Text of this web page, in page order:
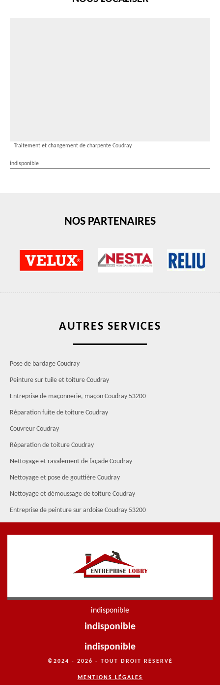
Traitement et changement de charpente Coudray
indisponible
NOS PARTENAIRES
AUTRES SERVICES
Pose de bardage Coudray
Peinture sur tuile et toiture Coudray
Entreprise de maçonnerie, maçon Coudray 53200
Réparation fuite de toiture Coudray
Couvreur Coudray
Réparation de toiture Coudray
Nettoyage et ravalement de façade Coudray
Nettoyage et pose de gouttière Coudray
Nettoyage et démoussage de toiture Coudray
Entreprise de peinture sur ardoise Coudray 53200
indisponible
indisponible
indisponible
©2024 - 2026 - TOUT DROIT RÉSERVÉ
MENTIONS LÉGALES